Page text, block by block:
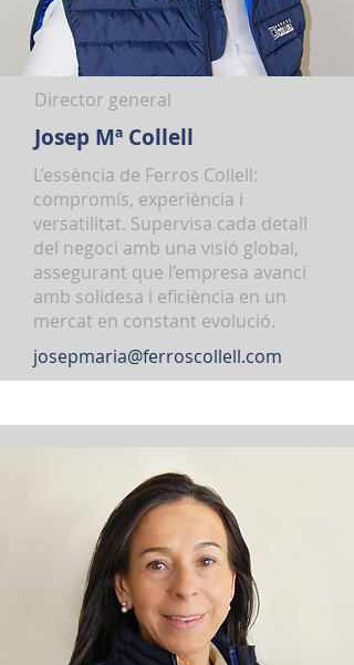
Director general
Josep Mª Collell
L’essència de Ferros Collell:
compromís, experiència i
versatilitat. Supervisa cada detall
del negoci amb una visió global,
assegurant que l’empresa avanci
amb solidesa i eficiència en un
mercat en constant evolució.
josepmaria@ferroscollell.com